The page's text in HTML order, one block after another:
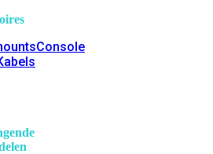
Console